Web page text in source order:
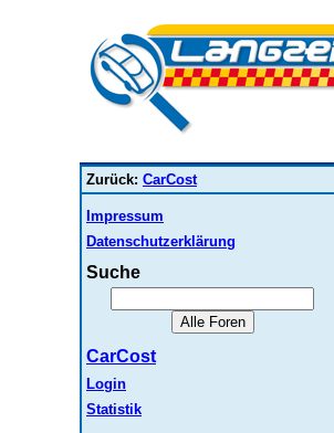
Zurück: CarCost
Impressum
Datenschutzerklärung
Suche
CarCost
Login
Statistik